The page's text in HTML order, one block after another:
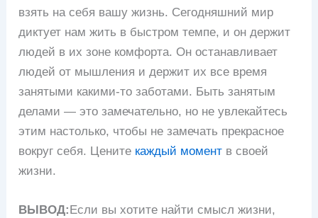
взять на себя вашу жизнь. Сегодняшний мир
диктует нам жить в быстром темпе, и он держит
людей в их зоне комфорта. Он останавливает
людей от мышления и держит их все время
занятыми какими-то заботами. Быть занятым
делами — это замечательно, но не увлекайтесь
этим настолько, чтобы не замечать прекрасное
вокруг себя. Цените каждый момент в своей
жизни.
ВЫВОД:Если вы хотите найти смысл жизни,